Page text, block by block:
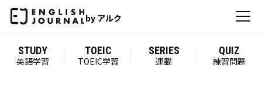
by アルク
STUDY
英語学習
TOEIC
TOEIC学習
SERIES
連載
QUIZ
練習問題